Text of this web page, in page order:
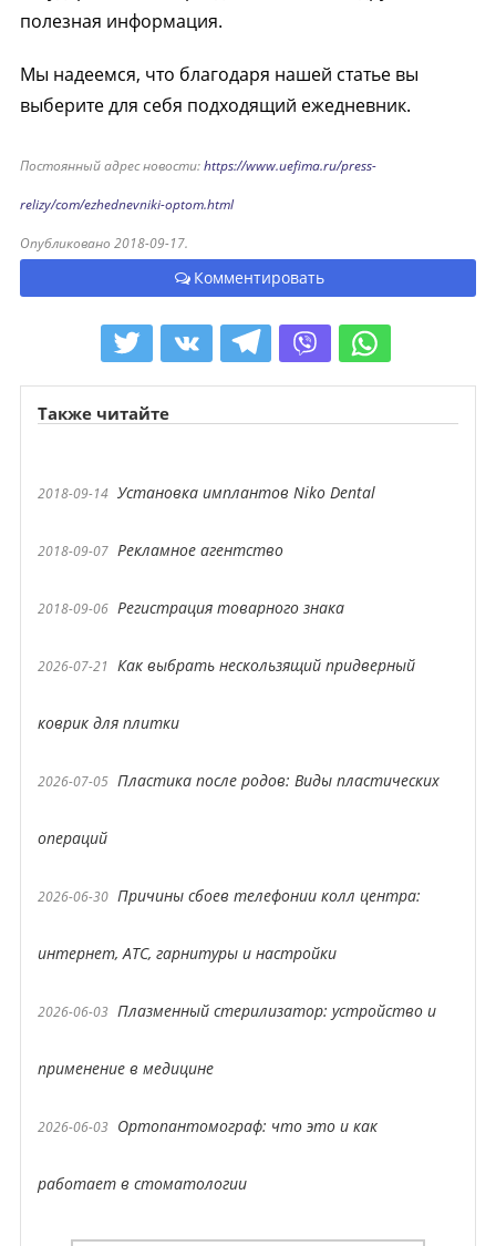
полезная информация.
Мы надеемся, что благодаря нашей статье вы
выберите для себя подходящий ежедневник.
Постоянный адрес новости:https://www.uefima.ru/press-
relizy/com/ezhednevniki-optom.html
Опубликовано 2018-09-17.
Комментировать
Также читайте
2018-09-14 Установка имплантов Niko Dental
2018-09-07 Рекламное агентство
2018-09-06 Регистрация товарного знака
2026-07-21 Как выбрать нескользящий придверный
коврик для плитки
2026-07-05 Пластика после родов: Виды пластических
операций
2026-06-30 Причины сбоев телефонии колл центра:
интернет, АТС, гарнитуры и настройки
2026-06-03 Плазменный стерилизатор: устройство и
применение в медицине
2026-06-03 Ортопантомограф: что это и как
работает в стоматологии